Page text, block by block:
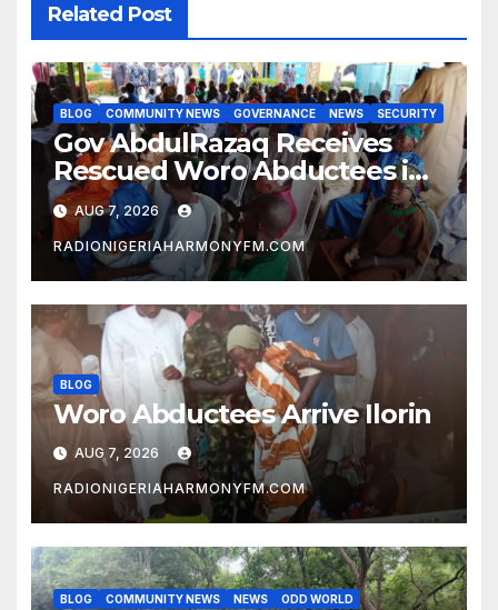
Related Post
BLOG COMMUNITY NEWS GOVERNANCE NEWS SECURITY
Gov AbdulRazaq Receives
Rescued Woro Abductees in
Ilorin
AUG 7, 2026
RADIONIGERIAHARMONYFM.COM
BLOG
Woro Abductees Arrive Ilorin
AUG 7, 2026
RADIONIGERIAHARMONYFM.COM
BLOG COMMUNITY NEWS NEWS ODD WORLD